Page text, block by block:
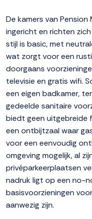
De kamers van
ingericht en richten
stijl is basic, met
wat zorgt voor een
doorgaans
televisie en gratis wifi.
een eigen badkamer,
gedeelde sanitaire
biedt geen uitgebreide
een ontbijtzaal waar
voor een eenvoudig
omgeving mogelijk, al
privéparkeerplaatsen
nadruk ligt op een no-
basisvoorzieningen
aanwezig zijn.